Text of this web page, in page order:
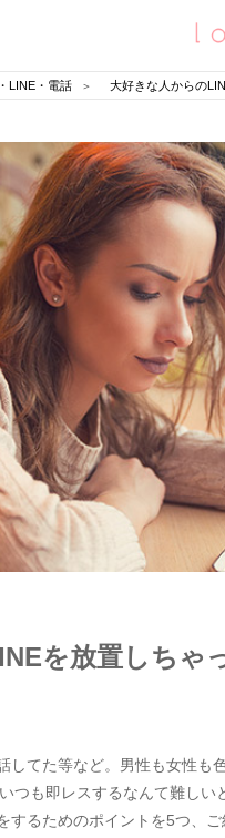
LINE・電話 大好きな人からの
を放置しちゃ
してた等など。男性も女性も
つも即レスするなんて難し
するためのポイントを5つ、